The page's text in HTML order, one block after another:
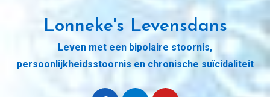
Lonneke's Levensdans
Leven met een bipolaire stoornis,
persoonlijkheidsstoornis en chronische suïcidaliteit